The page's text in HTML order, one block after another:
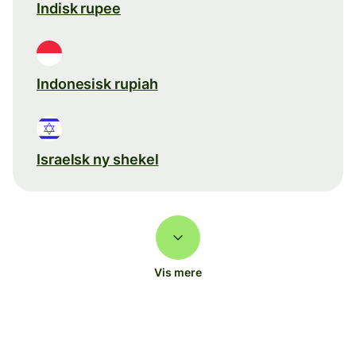
Indisk rupee
Indonesisk rupiah
Israelsk ny shekel
Vis mere